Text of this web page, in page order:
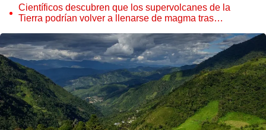
Científicos descubren que los supervolcanes de la
Tierra podrían volver a llenarse de magma tras